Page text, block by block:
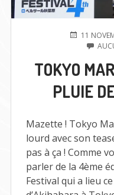
PUBLIÉ
11
TOKYO
PLUIE
Mazette ! Tokyo
lourd avec son
pas à ça ! Comme
parler de la 4ème
Festival qui a lieu